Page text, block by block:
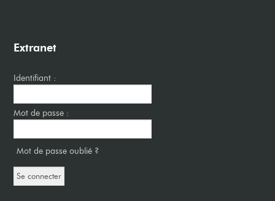
Extranet
Identifiant :
Mot de passe :
Mot de passe oublié ?